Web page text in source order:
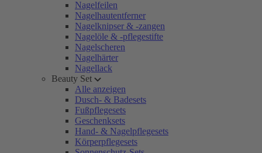
Nagelfeilen
Nagelhautentferner
Nagelknipser & -zangen
Nagelöle & -pflegestifte
Nagelscheren
Nagelhärter
Nagellack
Beauty Set
Alle anzeigen
Dusch- & Badesets
Fußpflegesets
Geschenksets
Hand- & Nagelpflegesets
Körperpflegesets